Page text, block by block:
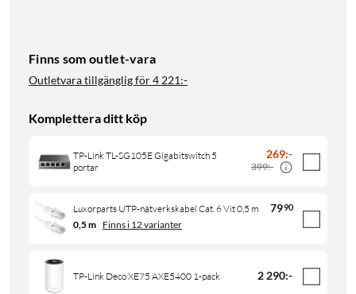
Finns som outlet-vara
Outletvara tillgänglig för4 221:-
Komplettera ditt köp
TP-Link TL-SG105E Gigabitswitch 5
portar
269:-
399:-
Luxorparts UTP-nätverkskabel Cat. 6 Vit 0,5 m 7990
0,5 m Finns i 12 varianter
TP-Link Deco XE75 AXE5400 1-pack 2 290:-